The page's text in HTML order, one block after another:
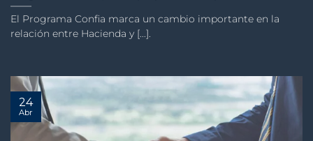
El Programa Confia marca un cambio importante en la
relación entre Hacienda y [...].
24
Abr